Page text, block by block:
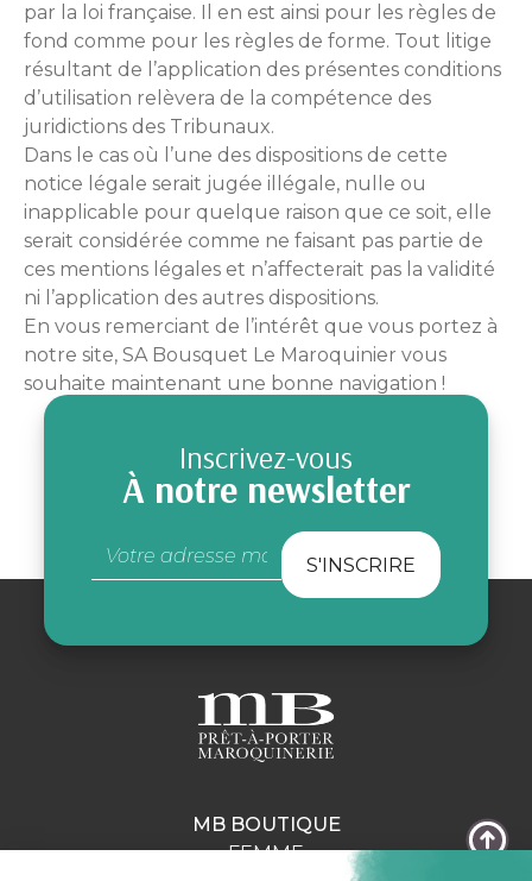
par la loi française. Il en est ainsi pour les règles de
fond comme pour les règles de forme. Tout litige
résultant de l’application des présentes conditions
d’utilisation relèvera de la compétence des
juridictions des Tribunaux.
Dans le cas où l’une des dispositions de cette
notice légale serait jugée illégale, nulle ou
inapplicable pour quelque raison que ce soit, elle
serait considérée comme ne faisant pas partie de
ces mentions légales et n’affecterait pas la validité
ni l’application des autres dispositions.
En vous remerciant de l’intérêt que vous portez à
notre site, SA Bousquet Le Maroquinier vous
souhaite maintenant une bonne navigation !
Inscrivez-vous
À notre newsletter
MB BOUTIQUE
FEMME